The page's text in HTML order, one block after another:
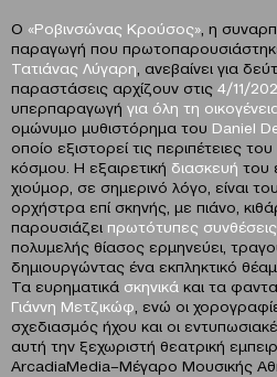
O «Ροβινσώνας Κρούσος» , η
παραγωγή που
Τατιάνας Λύγαρη , ανεβαίνει για
παραστάσεις αρχίζουν στις 4/11/
υπερπαραγωγή για όλη τη
ομώνυμο μυθιστόρημα του Daniel
οποίο εξιστορεί τις περιπέτειες
κόσμου. Η εξαιρετική διασκευή του
χιούμορ, σε σημερινό λόγο, είναι του
ορχήστρα επί σκηνής, με πιάνο,
παρουσιάζει πρωτότυπες
πολυμελής θίασος ερμηνεύει,
δημιουργώντας ένα εκπληκτικό
Τα ευρηματικά σκηνικά και τα
Γιάννη Μετζικώφ , ενώ οι
σχεδιασμός ήχου και οι
αυτή την ξεχωριστή θεατρική
ΑrcadiaMedia–Μέγαρο Μουσικής